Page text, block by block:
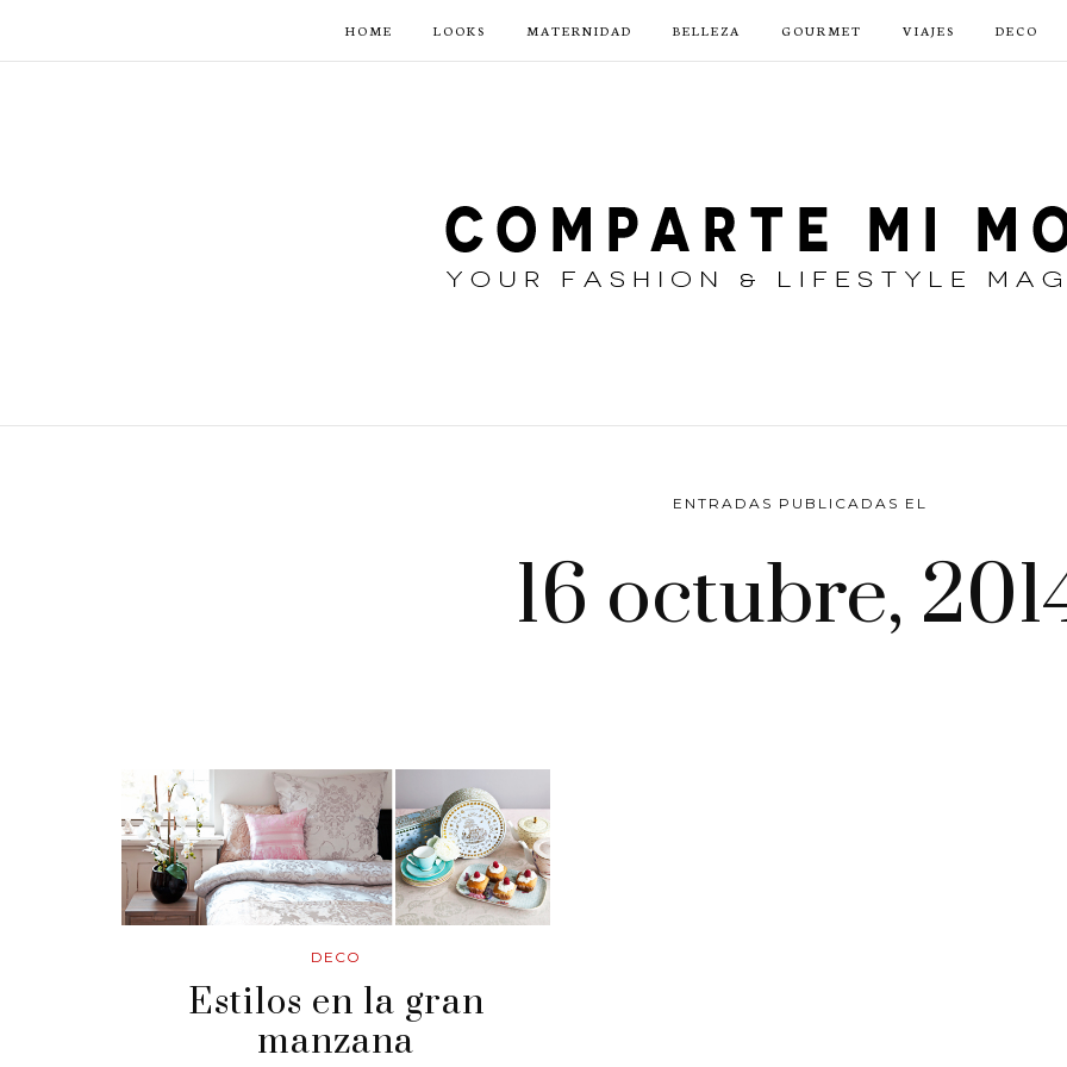
HOME LOOKS MATERNIDAD BELLEZA GOURMET VIAJES DECO
ENTRADAS PUBLICADAS EL
16 octubre,
DECO
Estilos en la gran
manzana